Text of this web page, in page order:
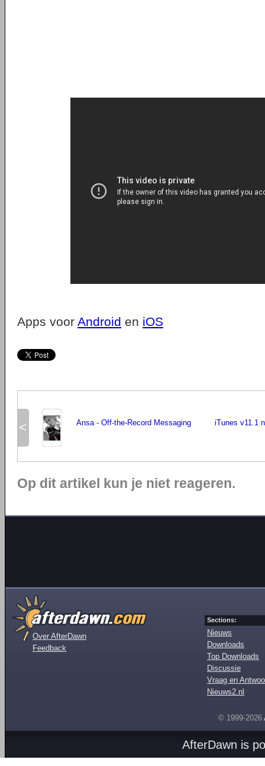
Apps voor Android en iOS
< Ansa - Off-the-Record Messaging iTunes v11.1
Op dit artikel kun je niet reageren.
Over AfterDawn
Feedback
Sections:
Nieuws
Downloads
Top Downloads
Discussie
Vraag en
Nieuws2.nl
© 1999-2026
AfterDawn is